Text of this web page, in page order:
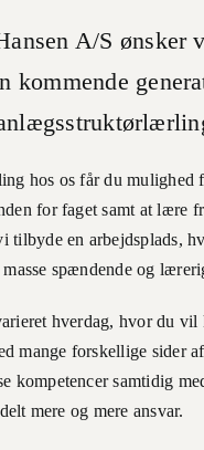
A/S ønsker
kommende
hos os får du mulighed
for faget samt at lære
tilbyde en arbejdsplads,
spændende og
hverdag, hvor du vil
mange forskellige sider
kompetencer samtidig
mere og mere ansvar.